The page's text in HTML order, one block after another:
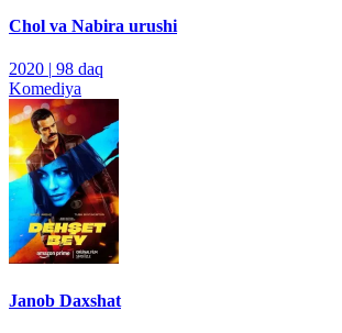
Chol va Nabira urushi
2020 | 98 daq
Komediya
Janob Daxshat